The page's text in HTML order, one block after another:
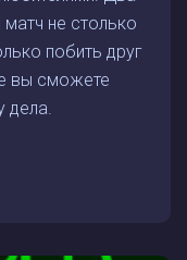
не столько
побить друг
вы сможете
дела.